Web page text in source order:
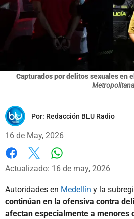
Capturados por delitos sexuales en
Metropolitana
Por: Redacción BLU Radio
16 de May, 2026
Facebook
X
Actualizado: 16 de may, 2026
Autoridades en Medellín y la
continúan en la ofensiva contra
afectan especialmente a menores